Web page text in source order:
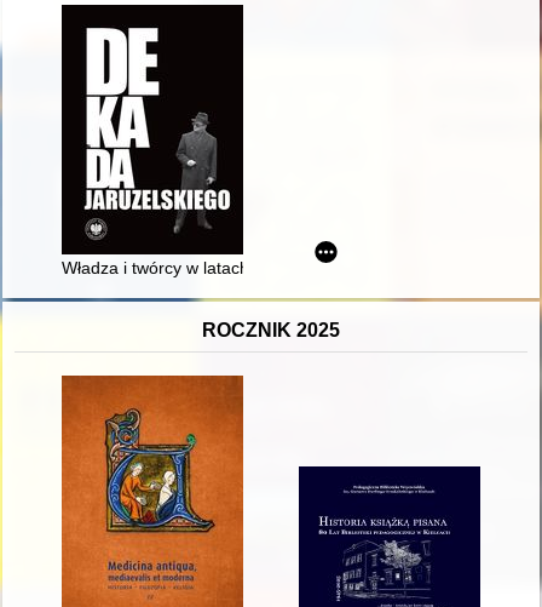
Władza i twórcy w latach osiemdziesiątych XX w
ROCZNIK 2025